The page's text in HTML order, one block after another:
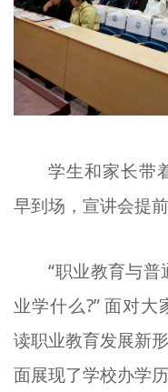
学生和家长带
早到场，宣讲会提前
“职业教育与普
业学什么?” 面对
读职业教育发展新
面展现了学校办学